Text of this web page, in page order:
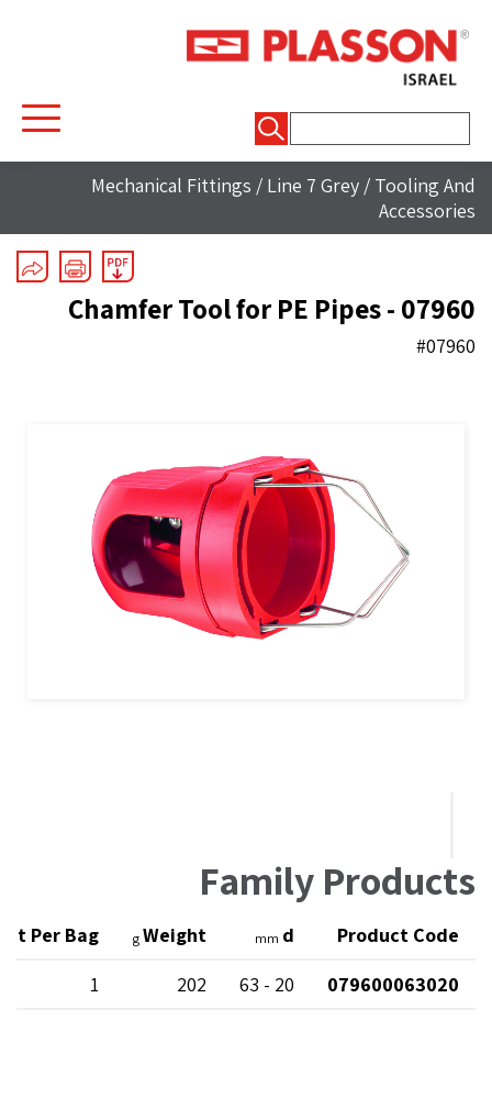
Mechanical Fittings / Line 7 Grey / Tooling And
Accessories
Chamfer Tool for PE Pipes - 07960
#07960
Family Products
Product Code
d
mm
Weight
g
Per Bag
079600063020
20 - 63
202
1